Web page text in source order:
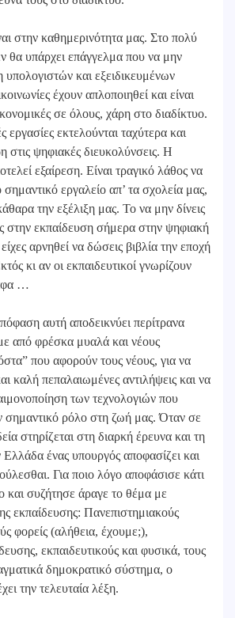
στην καθημερινότητα μας. Στο πολύ
θα υπάρχει επάγγελμα που να μην
υπολογιστών και εξειδικευμένων
έχουν απλοποιηθεί και είναι
σε όλους, χάρη στο διαδίκτυο.
εργασίες εκτελούνται ταχύτερα και
στις ψηφιακές διευκολύνσεις. Η
εξαίρεση. Είναι τραγικό λάθος να
εργαλείο απ’ τα σχολεία μας,
την εξέλιξη μας. Το να μην δίνεις
στην εκπαίδευση σήμερα στην ψηφιακή
αρνηθεί να δώσεις βιβλία την εποχή
κι αν οι εκπαιδευτικοί γνωρίζουν
…
αυτή αποδεικνύει περίτρανα
από φρέσκα μυαλά και νέους
που αφορούν τους νέους, για να
καλή πεπαλαιωμένες αντιλήψεις και να
των τεχνολογιών που
σημαντικό ρόλο στη ζωή μας. Όταν σε
στηρίζεται στη διαρκή έρευνα και τη
ένας υπουργός αποφασίζει και
Για ποιο λόγο αποφάσισε κάτι
και συζήτησε άραγε το θέμα με
εκπαίδευσης: Πανεπιστημιακούς
φορείς (αλήθεια, έχουμε;),
εκπαιδευτικούς και φυσικά, τους
δημοκρατικό σύστημα, ο
την τελευταία λέξη.